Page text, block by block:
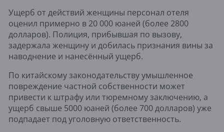
Ущерб от действий женщины персонал отеля
оценил примерно в 20 000 юаней (более 2800
долларов). Полиция, прибывшая по вызову,
задержала женщину и добилась признания вины за
наводнение и нанесённый ущерб.
По китайскому законодательству умышленное
повреждение частной собственности может
привести к штрафу или тюремному заключению, а
ущерб свыше 5000 юаней (более 700 долларов) уже
подпадает под уголовную ответственность.